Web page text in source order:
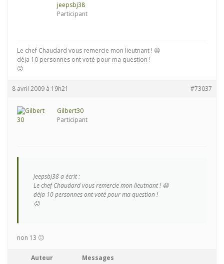
jeepsbj38
Participant
Le chef Chaudard vous remercie mon lieutnant ! 😀
déja 10 personnes ont voté pour ma question !
😮
8 avril 2009 à 19h21 #73037
Gilbert30
Participant
jeepsbj38 a écrit :
Le chef Chaudard vous remercie mon lieutnant ! 😀
déja 10 personnes ont voté pour ma question !
😮
non 13 🙂
Auteur Messages